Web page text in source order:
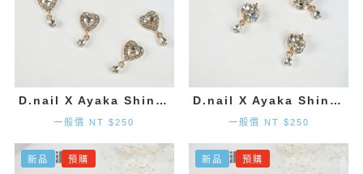
D.nail X Ayaka Shinohara 愛心墜飾-金色 (2入)
一般價 NT $250
D.nail X Ayaka Shinohara 造型墜飾-金色 (2入)
一般價 NT $250
新品 預購 新品 預購